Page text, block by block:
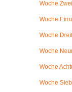
Woche
Woche
Woche
Woche
Woche
Woche